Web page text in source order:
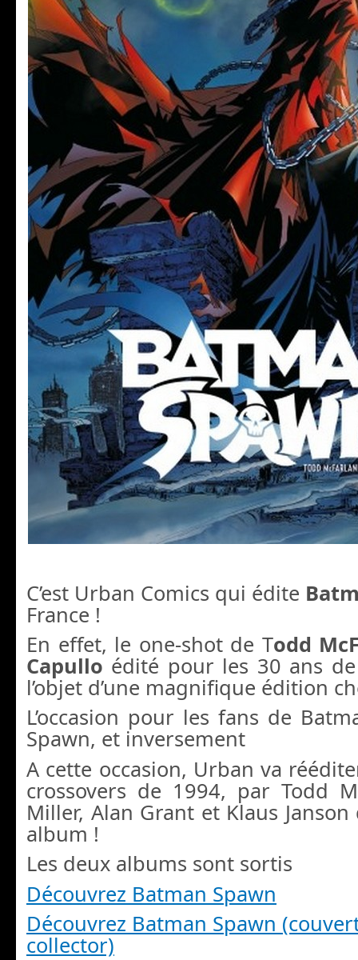
C’est Urban Comics qui édite
France !
En effet, le one-shot de Todd
Capullo édité pour les 30 ans
l’objet d’une magnifique édition
L’occasion pour les fans de
Spawn, et inversement
A cette occasion, Urban va
crossovers de 1994, par Todd
Miller, Alan Grant et Klaus
album !
Les deux albums sont sortis
Découvrez Batman Spawn
Découvrez Batman Spawn
collector)